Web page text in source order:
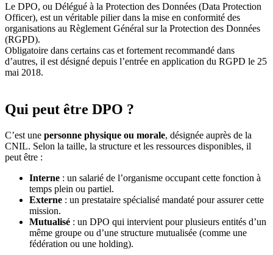
Le DPO, ou Délégué à la Protection des Données (Data Protection
Officer), est un véritable pilier dans la mise en conformité des
organisations au Règlement Général sur la Protection des Données
(RGPD).
Obligatoire dans certains cas et fortement recommandé dans
d’autres, il est désigné depuis l’entrée en application du RGPD le 25
mai 2018.
Qui peut être DPO ?
C’est une personne physique ou morale, désignée auprès de la
CNIL. Selon la taille, la structure et les ressources disponibles, il
peut être :
Interne : un salarié de l’organisme occupant cette fonction à
temps plein ou partiel.
Externe : un prestataire spécialisé mandaté pour assurer cette
mission.
Mutualisé : un DPO qui intervient pour plusieurs entités d’un
même groupe ou d’une structure mutualisée (comme une
fédération ou une holding).